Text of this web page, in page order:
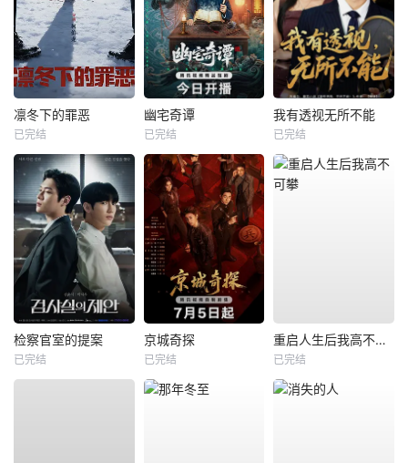
凛冬下的罪恶
已完结
幽宅奇谭
已完结
我有透视无所不能
已完结
检察官室的提案
已完结
京城奇探
已完结
重启人生后我高不可攀
已完结